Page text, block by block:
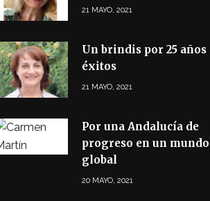
21 MAYO, 2021
Un brindis por 25 años
éxitos
21 MAYO, 2021
Por una Andalucía de
progreso en un mundo
global
20 MAYO, 2021